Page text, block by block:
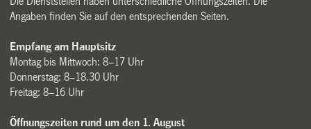
Angaben finden Sie auf den entsprechenden Seiten.
Empfang am Hauptsitz
Montag bis Mittwoch: 8–17 Uhr
Donnerstag: 8–18.30 Uhr
Freitag: 8–16 Uhr
Öffnungszeiten rund um den 1. August